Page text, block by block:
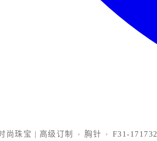
尚珠宝 | 高级订制 › 胸针 › F31-171732